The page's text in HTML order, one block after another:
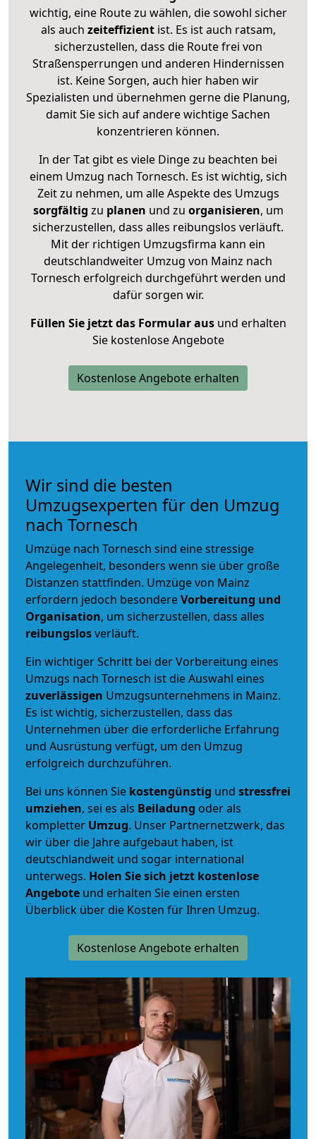
wichtig, eine Route zu wählen, die sowohl sicher
als auch zeiteffizientist. Es ist auch ratsam,
sicherzustellen, dass die Route frei von
Straßensperrungen und anderen Hindernissen
ist. Keine Sorgen, auch hier haben wir
Spezialisten und übernehmen gerne die Planung,
damit Sie sich auf andere wichtige Sachen
konzentrieren können.
In der Tat gibt es viele Dinge zu beachten bei
einem Umzug nach Tornesch. Es ist wichtig, sich
Zeit zu nehmen, um alle Aspekte des Umzugs
sorgfältig zu planen und zu organisieren, um
sicherzustellen, dass alles reibungslos verläuft.
Mit der richtigen Umzugsfirma kann ein
deutschlandweiter Umzug von Mainz nach
Tornesch erfolgreich durchgeführt werden und
dafür sorgen wir.
Füllen Sie jetzt das Formular ausund erhalten
Sie kostenlose Angebote
Kostenlose Angebote erhalten
Wir sind die besten
Umzugsexperten für den Umzug
nach Tornesch
Umzüge nach Tornesch sind eine stressige
Angelegenheit, besonders wenn sie über große
Distanzen stattfinden. Umzüge von Mainz
erfordern jedoch besondereVorbereitung und
Organisation, um sicherzustellen, dass alles
reibungslosverläuft.
Ein wichtiger Schritt bei der Vorbereitung eines
Umzugs nach Tornesch ist die Auswahl eines
zuverlässigen Umzugsunternehmens in Mainz.
Es ist wichtig, sicherzustellen, dass das
Unternehmen über die erforderliche Erfahrung
und Ausrüstung verfügt, um den Umzug
erfolgreich durchzuführen.
Bei uns können Sie kostengünstig und stressfrei
umziehen, sei es als Beiladung oder als
kompletter Umzug. Unser Partnernetzwerk, das
wir über die Jahre aufgebaut haben, ist
deutschlandweit und sogar international
unterwegs. Holen Sie sich jetzt kostenlose
Angebote und erhalten Sie einen ersten
Überblick über die Kosten für Ihren Umzug.
Kostenlose Angebote erhalten